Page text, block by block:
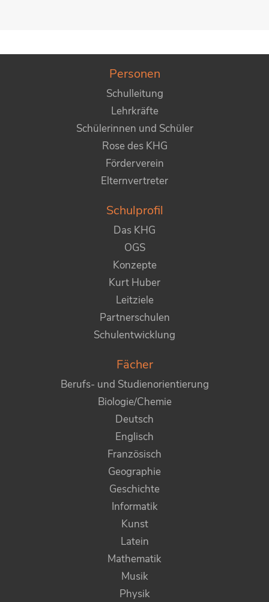
Personen
Schulleitung
Lehrkräfte
Schülerinnen und Schüler
Rose des KHG
Förderverein
Elternvertreter
Schulprofil
Das KHG
OGS
Konzepte
Kurt Huber
Leitziele
Partnerschulen
Schulentwicklung
Fächer
Berufs- und Studienorientierung
Biologie/Chemie
Deutsch
Englisch
Französisch
Geographie
Geschichte
Informatik
Kunst
Latein
Mathematik
Musik
Physik